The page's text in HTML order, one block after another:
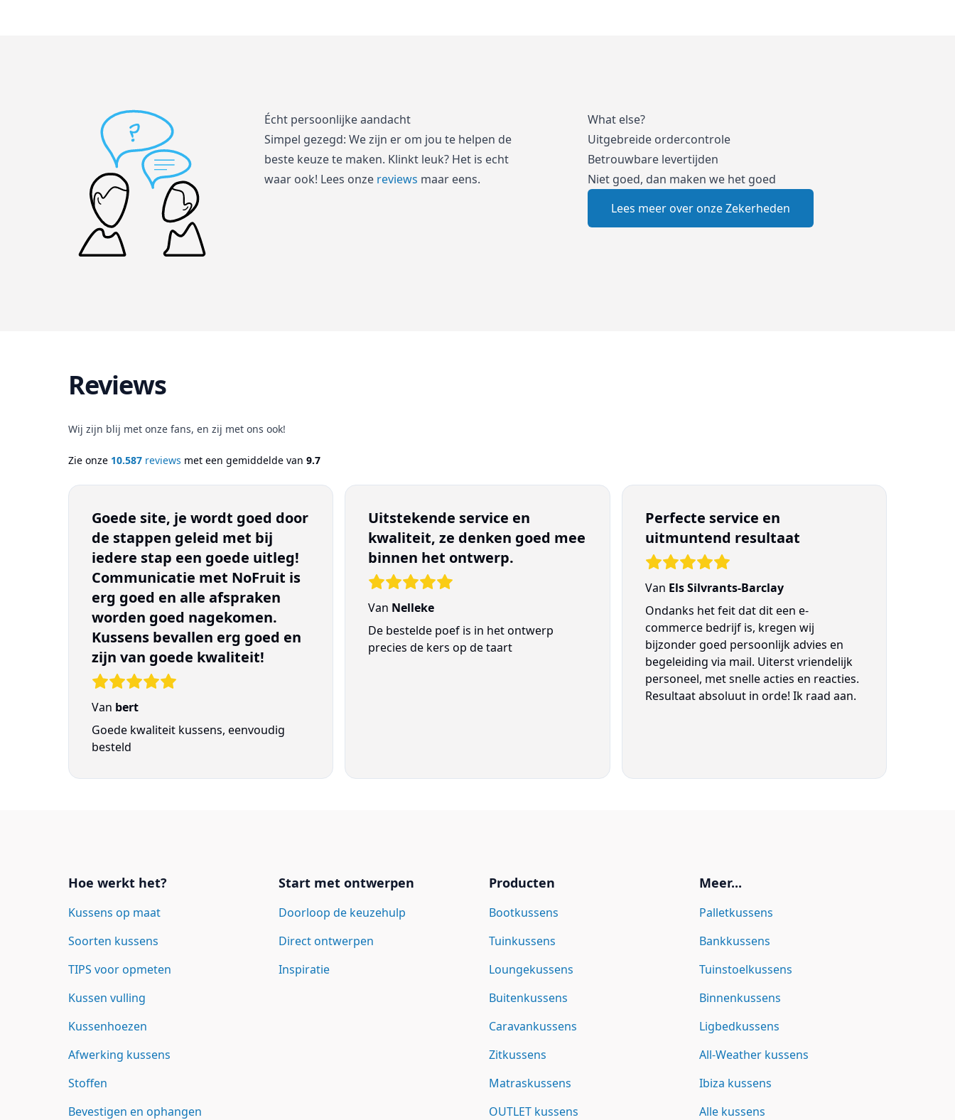
Écht persoonlijke aandacht
Simpel gezegd: We zijn er om jou te helpen de
beste keuze te maken. Klinkt leuk? Het is echt
waar ook! Lees onze reviews maar eens.
What else?
Uitgebreide ordercontrole
Betrouwbare levertijden
Niet goed, dan maken we het goed
Lees meer over onze Zekerheden
Reviews
Wij zijn blij met onze fans, en zij met ons ook!
Zie onze 10.587 reviews met een gemiddelde van 9.7
Goede site, je wordt goed door
de stappen geleid met bij
iedere stap een goede uitleg!
Communicatie met NoFruit is
erg goed en alle afspraken
worden goed nagekomen.
Kussens bevallen erg goed en
zijn van goede kwaliteit!
Van bert
Goede kwaliteit kussens, eenvoudig
besteld
Uitstekende service en
kwaliteit, ze denken goed mee
binnen het ontwerp.
Van Nelleke
De bestelde poef is in het ontwerp
precies de kers op de taart
Perfecte service en
uitmuntend resultaat
Van Els Silvrants-Barclay
Ondanks het feit dat dit een e-
commerce bedrijf is, kregen wij
bijzonder goed persoonlijk advies en
begeleiding via mail. Uiterst vriendelijk
personeel, met snelle acties en reacties.
Resultaat absoluut in orde! Ik raad aan.
Hoe werkt het?
Kussens op maat
Soorten kussens
TIPS voor opmeten
Kussen vulling
Kussenhoezen
Afwerking kussens
Stoffen
Bevestigen en ophangen
Start met ontwerpen
Doorloop de keuzehulp
Direct ontwerpen
Inspiratie
Producten
Bootkussens
Tuinkussens
Loungekussens
Buitenkussens
Caravankussens
Zitkussens
Matraskussens
OUTLET kussens
Meer...
Palletkussens
Bankkussens
Tuinstoelkussens
Binnenkussens
Ligbedkussens
All-Weather kussens
Ibiza kussens
Alle kussens